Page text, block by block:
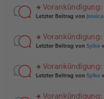
gB
ei
tr
g
es
e
B
ei
g
u
n
es
e
B
ei
rs
u
n
es
e
Vorankündigung:
Letzter Beitrag von Jessica
rs
u
n
Vorankündigung:
Letzter Beitrag von Sylke «
rs
Vorankündigung:
Letzter Beitrag von Sylke «
Vorankündigung: